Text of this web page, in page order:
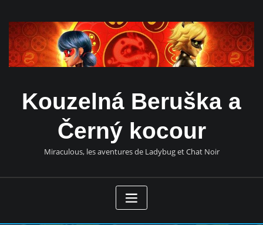
Kouzelná Beruška a
Černý kocour
Miraculous, les aventures de Ladybug et Chat Noir